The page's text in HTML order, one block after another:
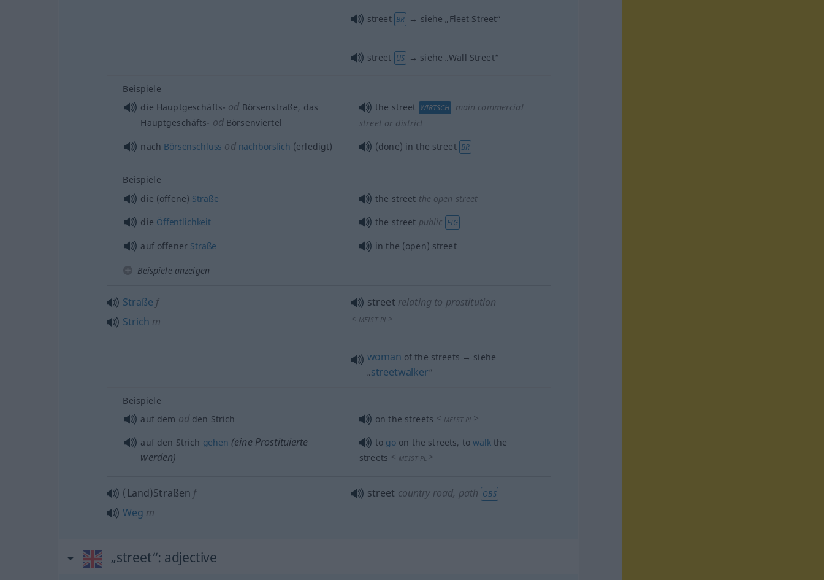
street BR → siehe „Fleet Street“
street US → siehe „Wall Street“
Beispiele
die Hauptgeschäfts- od Börsenstraße, das
Hauptgeschäfts- odBörsenviertel
the street WIRTSCH
main commercial
street or district
nach Börsenschluss odnachbörslich (erledigt) (done) in the street BR
Beispiele
die (offene) Straße the street the open street
die Öffentlichkeit the street public FIG
auf offener Straße in the (open) street
Beispiele anzeigen
Straße f
Strich m
street relating to prostitution
< MEISTPL >
woman of the streets → siehe
„streetwalker“
Beispiele
auf dem odden Strich on the streets < MEISTPL >
auf den Strich gehen (eine Prostituierte
werden)
to go on the streets, to walkthe
streets < MEISTPL >
(Land)Straßen f
Weg m
street country road, path OBS
„street“: adjective